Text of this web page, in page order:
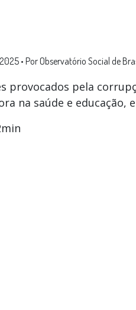
• Por Observatório Social de
provocados pela
na saúde e educação,